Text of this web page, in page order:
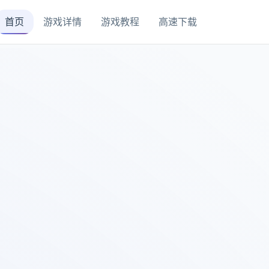
首页 游戏详情 游戏教程 高速下载